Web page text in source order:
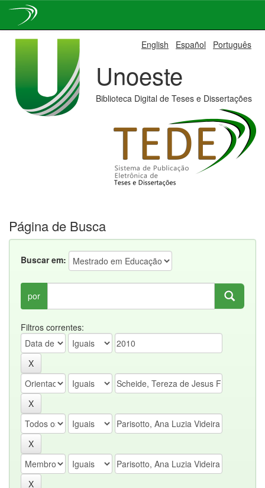
English Español Português
Unoeste
Biblioteca Digital de Teses e Dissertações
Página de Busca
Buscar em:
por
Filtros correntes: